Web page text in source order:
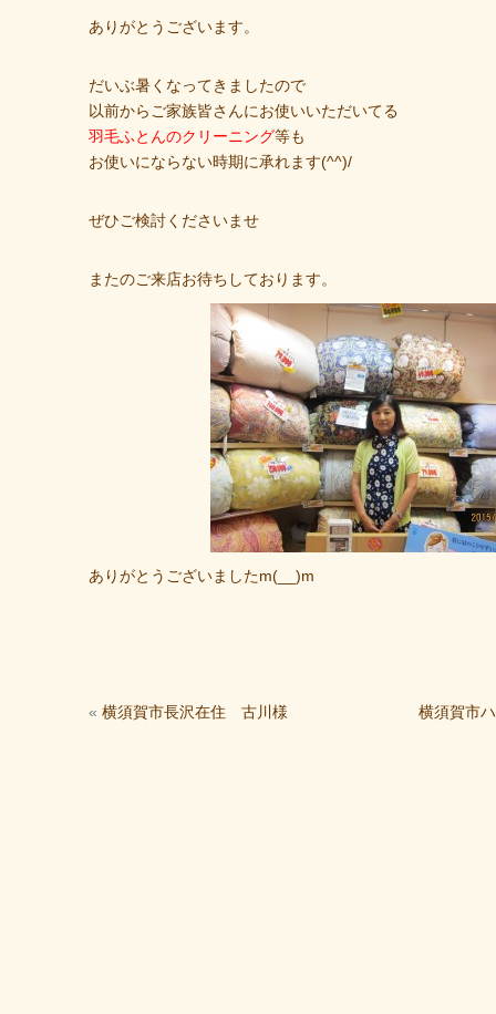
ありがとうございます。
だいぶ暑くなってきましたので
以前からご家族皆さんにお使いいただいてる
羽毛ふとんのクリーニング等も
お使いにならない時期に承れます(^^)/
ぜひご検討くださいませ
またのご来店お待ちしております。
ありがとうございましたm(__)m
« 横須賀市長沢在住 古川様 横須賀市